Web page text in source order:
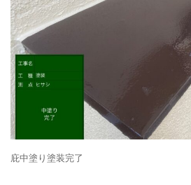
庇中塗り塗装完了